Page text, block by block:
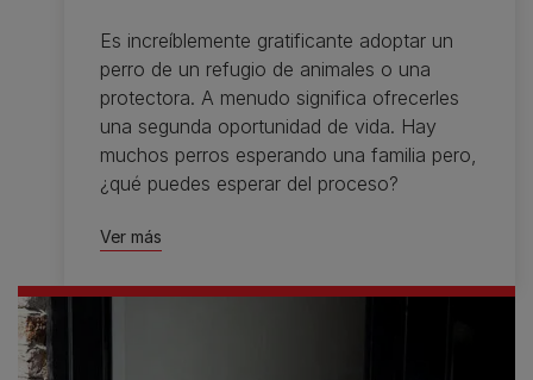
Es increíblemente gratificante adoptar un
perro de un refugio de animales o una
protectora. A menudo significa ofrecerles
una segunda oportunidad de vida. Hay
muchos perros esperando una familia pero,
¿qué puedes esperar del proceso?
Ver más